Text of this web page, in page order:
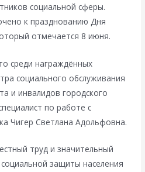
социальной сферы.
к празднованию Дня
отмечается 8 июня.
среди награждённых
социального обслуживания
и инвалидов городского
по работе с
Чигер Светлана Адольфовна.
труд и значительный
защиты населения